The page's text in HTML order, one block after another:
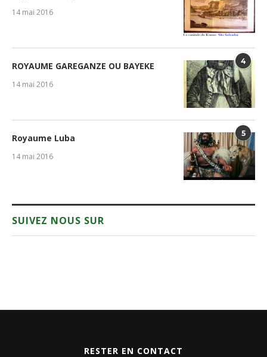
14 mai 2016
4
ROYAUME GAREGANZE OU BAYEKE
14 mai 2016
5
Royaume Luba
14 mai 2016
SUIVEZ NOUS SUR
RESTER EN CONTACT